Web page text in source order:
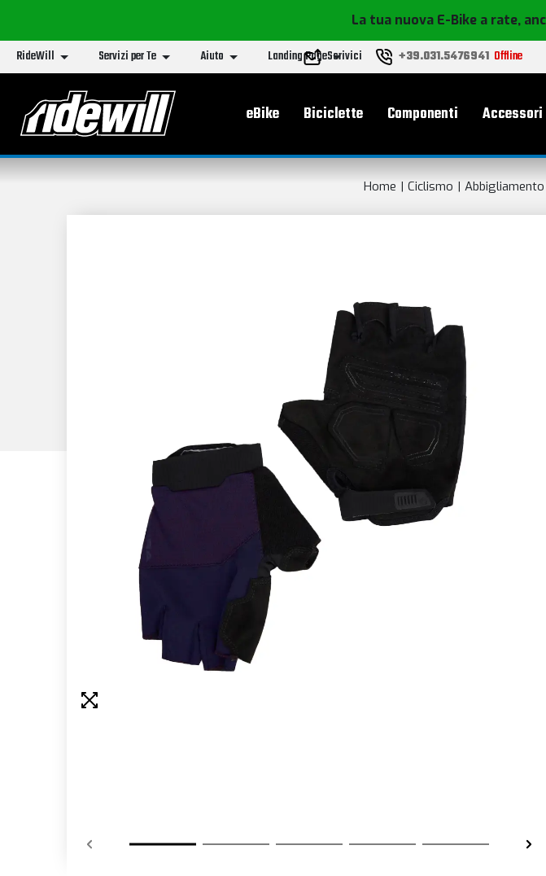
La tua nuova E-Bike a rate,
RideWill Servizi per Te Aiuto Landing PageScrivici +39.031.5476941 Offline
Menu principale
eBike Biciclette Componenti Accessori
Home Ciclismo Abbigliamento